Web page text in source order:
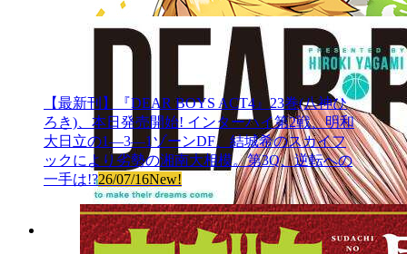
【最新刊】『DEAR BOYS ACT4』23巻(八神ひ
ろき)、本日発売開始! インターハイ第2戦、明和
大日立の1―3―1ゾーンDF、結城希のスカイフ
ックにより劣勢の湘南大相模。第3Q、逆転への
一手は!?26/07/16New!